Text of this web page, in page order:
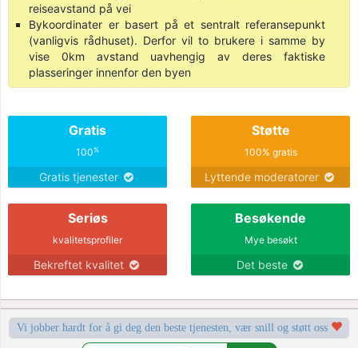
reiseavstand på vei
Bykoordinater er basert på et sentralt referansepunkt
(vanligvis rådhuset). Derfor vil to brukere i samme by
vise 0km avstand uavhengig av deres faktiske
plasseringer innenfor den byen
Gratis
100%
Gratis tjenester
Støtte
100% gratis
Lyttende moderatorer
Seriøs
kvalitetsprofiler
Bekreftet kvalitet
Besøkende
Mye besøkt
Det beste
Vi jobber hardt for å gi deg den beste tjenesten, vær snill og støtt oss